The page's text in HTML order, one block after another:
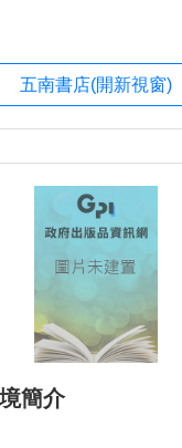
五南書店(開新視窗)
簡介